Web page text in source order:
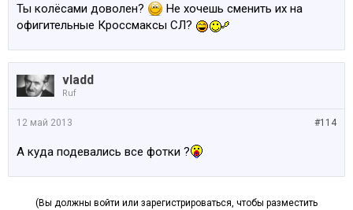
Ты колёсами доволен?
Не хочешь сменить их на
офигительные Кроссмаксы СЛ?
vladd
Ruf
#114
12 май 2013
А куда подевались все фотки ?
(Вы должны войти или зарегистрироваться, чтобы разместить